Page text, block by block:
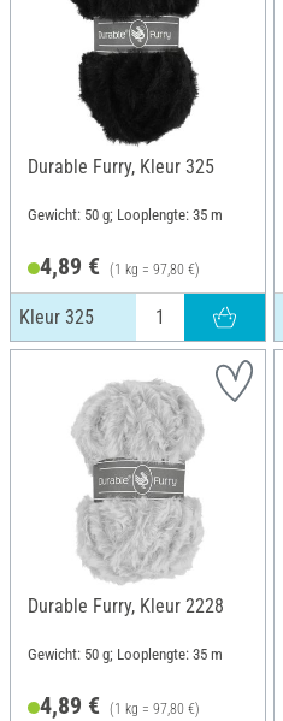
Durable Furry, Kleur 325
Gewicht: 50 g; Looplengte: 35 m
4,89 € (1 kg = 97,80 €)
Kleur 325
Durable Furry, Kleur 2228
Gewicht: 50 g; Looplengte: 35 m
4,89 € (1 kg = 97,80 €)